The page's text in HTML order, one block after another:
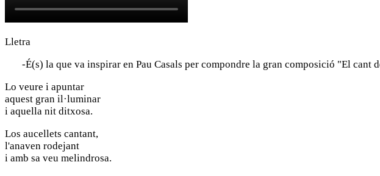
Lletra
-É(s) la que va inspirar en Pau Casals per compondre la gran composició "El cant
Lo veure i apuntar
aquest gran il·luminar
i aquella nit ditxosa.
Los aucellets cantant,
l'anaven rodejant
i amb sa veu melindrosa.